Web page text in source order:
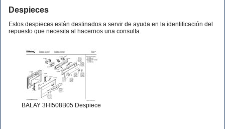
Despieces
Estos despieces están destinados a servir de ayuda en la identificación del
repuesto que necesita al hacernos una consulta.
BALAY 3HI508B05 Despiece